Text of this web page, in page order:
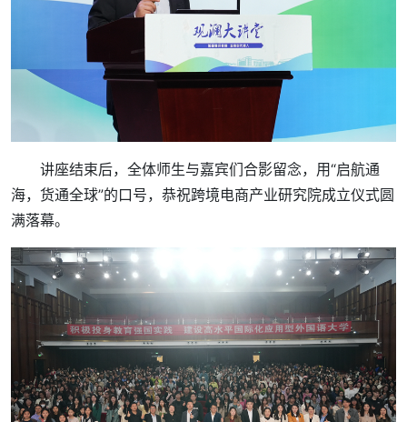
讲座结束后，全体师生与嘉宾们合影留念，用“启航通
海，货通全球”的口号，恭祝跨境电商产业研究院成立仪式圆
满落幕。